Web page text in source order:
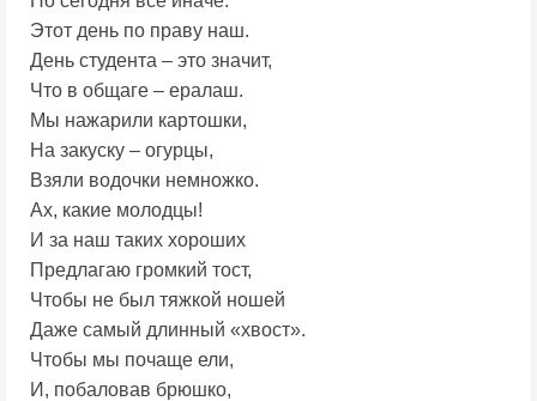
Этот день по праву наш.
День студента – это значит,
Что в общаге – ералаш.
Мы нажарили картошки,
На закуску – огурцы,
Взяли водочки немножко.
Ах, какие молодцы!
И за наш таких хороших
Предлагаю громкий тост,
Чтобы не был тяжкой ношей
Даже самый длинный «хвост».
Чтобы мы почаще ели,
И, побаловав брюшко,